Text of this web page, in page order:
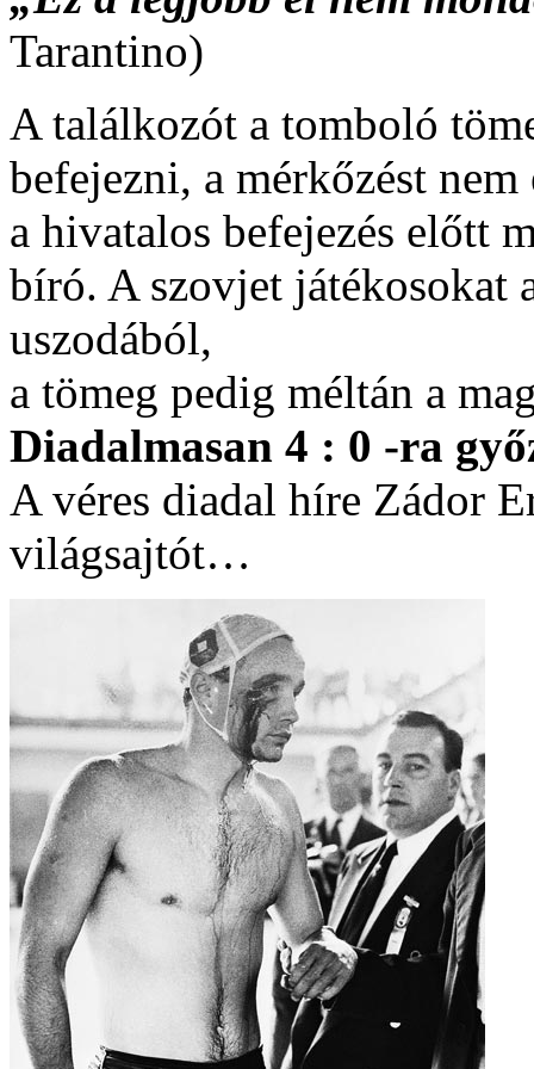
Tarantino)
A találkozót a tomboló
befejezni, a mérkőzést nem
a hivatalos befejezés előtt
bíró. A szovjet játékosokat
uszodából,
a tömeg pedig méltán a
Diadalmasan 4 : 0 -ra
A véres diadal híre Zádor
világsajtót…